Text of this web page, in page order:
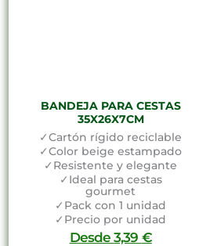
BANDEJA PARA CESTAS
35X26X7CM
✓Cartón rígido reciclable
✓Color beige estampado
✓Resistente y elegante
✓Ideal para cestas
gourmet
✓Pack con 1 unidad
✓Precio por unidad
Desde3,39 €
DISPONIBLE BAJO ENCARGO